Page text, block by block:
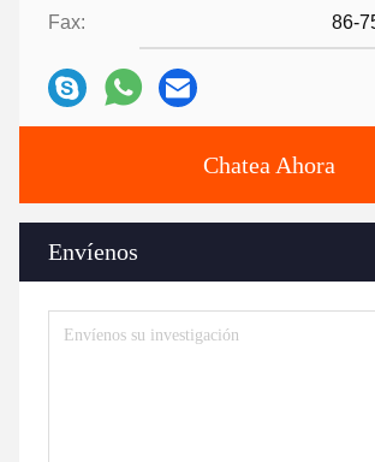
Fax: 86-
Chatea Ahora
Envíenos